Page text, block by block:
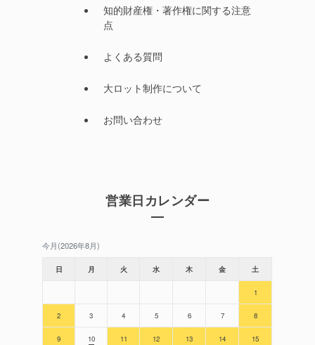
知的財産権・著作権に関する注意
点
よくある質問
大ロット制作について
お問い合わせ
営業日カレンダー
今月(2026年8月)
日 月 火 水 木 金 土
1
2 3 4 5 6 7 8
9 10 11 12 13 14 15